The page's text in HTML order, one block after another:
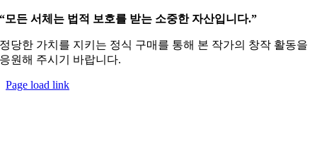
“모든 서체는 법적 보호를 받는 소중한 자산입니다.”
정당한 가치를 지키는 정식 구매를 통해 본 작가의 창작 활동을
응원해 주시기 바랍니다.
Page load link